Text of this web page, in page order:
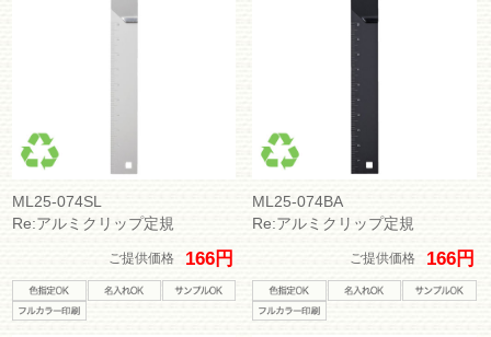
ML25-074SL
Re:アルミクリップ定規
ご提供価格 166円
ML25-074BA
Re:アルミクリップ定規
ご提供価格 166円